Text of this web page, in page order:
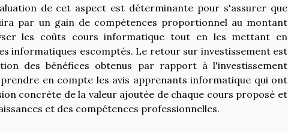
de cet aspect est déterminante pour s'assurer que
par un gain de compétences proportionnel au montant
les coûts cours informatique tout en les mettant en
informatiques escomptés. Le retour sur investissement est
des bénéfices obtenus par rapport à l'investissement
en compte les avis apprenants informatique qui ont
concrète de la valeur ajoutée de chaque cours proposé et
et des compétences professionnelles.